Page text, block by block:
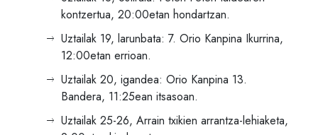
kontzertua, 20:00etan hondartzan.
Uztailak 19, larunbata: 7. Orio Kanpina Ikurrina,
12:00etan errioan.
Uztailak 20, igandea: Orio Kanpina 13.
Bandera, 11:25ean itsasoan.
Uztailak 25-26, Arrain txikien arrantza-lehiaketa,